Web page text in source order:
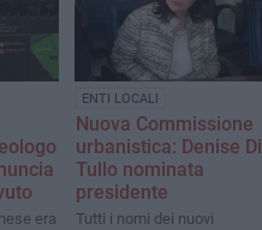
del
era
ENTI LOCALI
Nuova Commissione
urbanistica: Denise Di
Tullo nominata
presidente
Tutti i nomi dei nuovi